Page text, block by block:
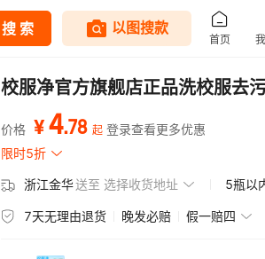
校服净官方旗舰店正品洗校服去
价格 ¥4.78 起 登录查看更多优惠
限时5折
浙江金华送至 选择收货地址 5瓶以
7天无理由退货 晚发必赔 假一赔四